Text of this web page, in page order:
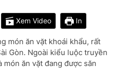
Xem Video In
món ăn vặt khoái khẩu, rất
Gòn. Ngoài kiểu luộc truyền
ăn vặt đang được săn